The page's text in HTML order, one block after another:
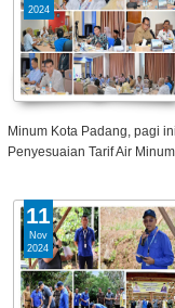
Minum Kota Padang, pagi
Penyesuaian Tarif Air
2024
11
Nov
2024